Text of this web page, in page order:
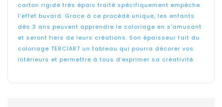
carton rigide très épais traité spécifiquement empêche
l'effet buvard. Grace à ce procédé unique, les enfants
dés 3 ans peuvent apprendre le coloriage en s'amusant
et seront fiers de leurs créations. Son épaisseur fait du
coloriage TERCIART un tableau qui pourra décorer vos
intérieurs et permettre à tous d'exprimer sa créativité